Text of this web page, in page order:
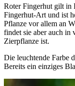
Roter Fingerhut gilt in
Fingerhut-Art und ist
Pflanze vor allem an
findet sie aber auch in
Zierpflanze ist.
Die leuchtende Farbe
Bereits ein einziges